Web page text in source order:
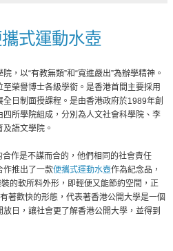
式運動水壺
，以“有教無類”和“寬進嚴出”為辦學精神。
榮譽博士各級學銜。是香港首間主要採用
日制面授課程。是由香港政府於1989年創
所學院組成，分別為人文社會科學院、李
語文學院。
合作是不謀而合的，他們相同的社會責任
作推出了一款便攜式運動水壺作為紀念品，
的軟所料外形，即輕便又能節約空間，正
著歡快的形態，代表著香港公開大學是一個
日，讓社會更了解香港公開大學，並得到